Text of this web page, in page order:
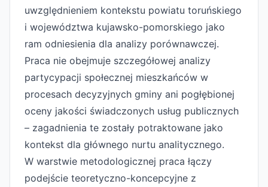
uwzględnieniem kontekstu powiatu toruńskiego
i województwa kujawsko-pomorskiego jako
ram odniesienia dla analizy porównawczej.
Praca nie obejmuje szczegółowej analizy
partycypacji społecznej mieszkańców w
procesach decyzyjnych gminy ani pogłębionej
oceny jakości świadczonych usług publicznych
– zagadnienia te zostały potraktowane jako
kontekst dla głównego nurtu analitycznego.
W warstwie metodologicznej praca łączy
podejście teoretyczno-koncepcyjne z